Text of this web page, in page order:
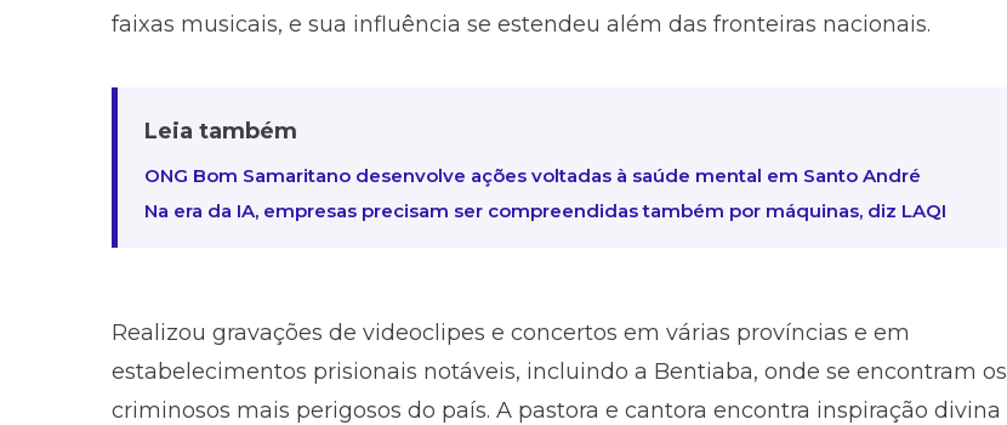
faixas musicais, e sua influência se estendeu além das fronteiras nacionais.
Leia também
ONG Bom Samaritano desenvolve ações voltadas à saúde mental em Santo André
Na era da IA, empresas precisam ser compreendidas também por máquinas, diz LAQI
Realizou gravações de videoclipes e concertos em várias províncias e em
estabelecimentos prisionais notáveis, incluindo a Bentiaba, onde se encontram os
criminosos mais perigosos do país. A pastora e cantora encontra inspiração divina